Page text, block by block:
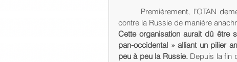
contre la Russie de manière
Cette organisation aurait dû être
pan-occidental » alliant un pilier
peu à peu la Russie. Depuis la fin